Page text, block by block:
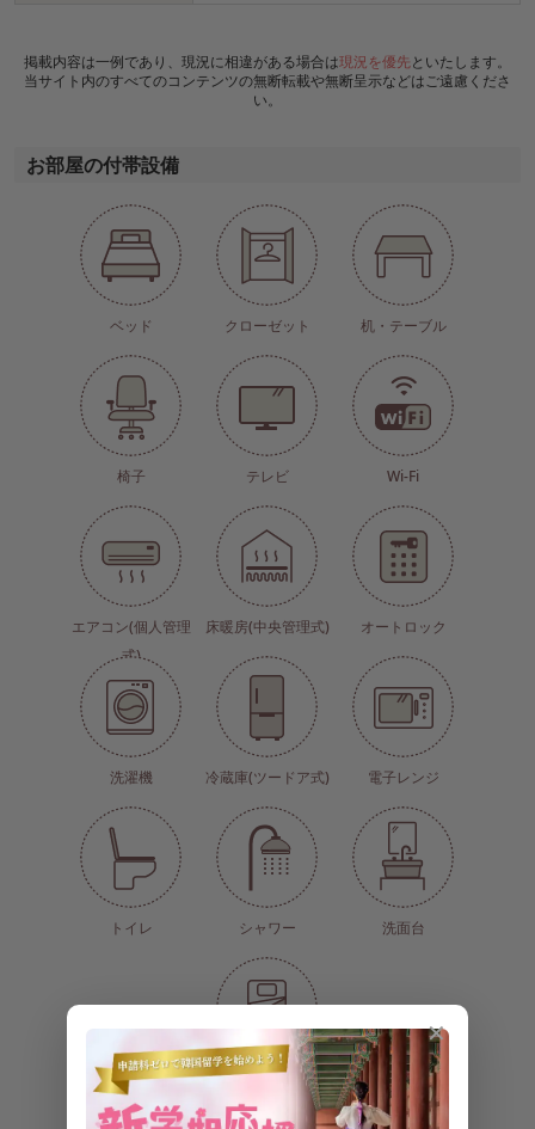
掲載内容は一例であり、現況に相違がある場合は現況を優先といたします。
当サイト内のすべてのコンテンツの無断転載や無断呈示などはご遠慮くださ
い。
お部屋の付帯設備
ベッド クローゼット 机・テーブル
椅子 テレビ Wi-Fi
エアコン(個人管理
式)
床暖房(中央管理式) オートロック
洗濯機 冷蔵庫(ツードア式) 電子レンジ
トイレ シャワー 洗面台
布団
✕